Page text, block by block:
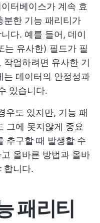
터베이스가 계속 효
분한 기능 패리티가
다. 예를 들어, 데이
는 유사한) 필드가 필
업하려면 유사한 기
는 데이터의 안정성과
있습니다.
우도 있지만, 기능 패
그에 못지않게 중요
추구할 때 발생할 수
올바른 방법과 올바
합니다.
패리티